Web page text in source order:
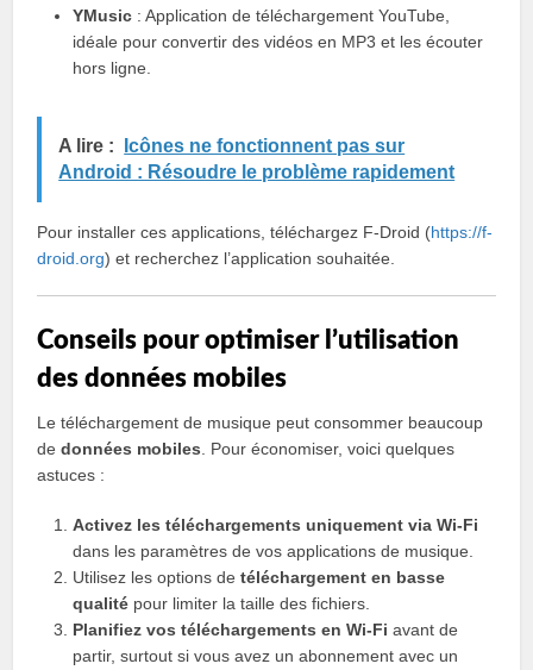
YMusic : Application de téléchargement YouTube,
idéale pour convertir des vidéos en MP3 et les écouter
hors ligne.
A lire :
Icônes ne fonctionnent pas sur
Android : Résoudre le problème rapidement
Pour installer ces applications, téléchargez F-Droid (https://f-
droid.org) et recherchez l’application souhaitée.
Conseils pour optimiser l’utilisation
des données mobiles
Le téléchargement de musique peut consommer beaucoup
dedonnées mobiles . Pour économiser, voici quelques
astuces :
Activez les téléchargements uniquement via Wi-Fi
dans les paramètres de vos applications de musique.
Utilisez les options detéléchargement en basse
qualité pour limiter la taille des fichiers.
Planifiez vos téléchargements en Wi-Fi avant de
partir, surtout si vous avez un abonnement avec un